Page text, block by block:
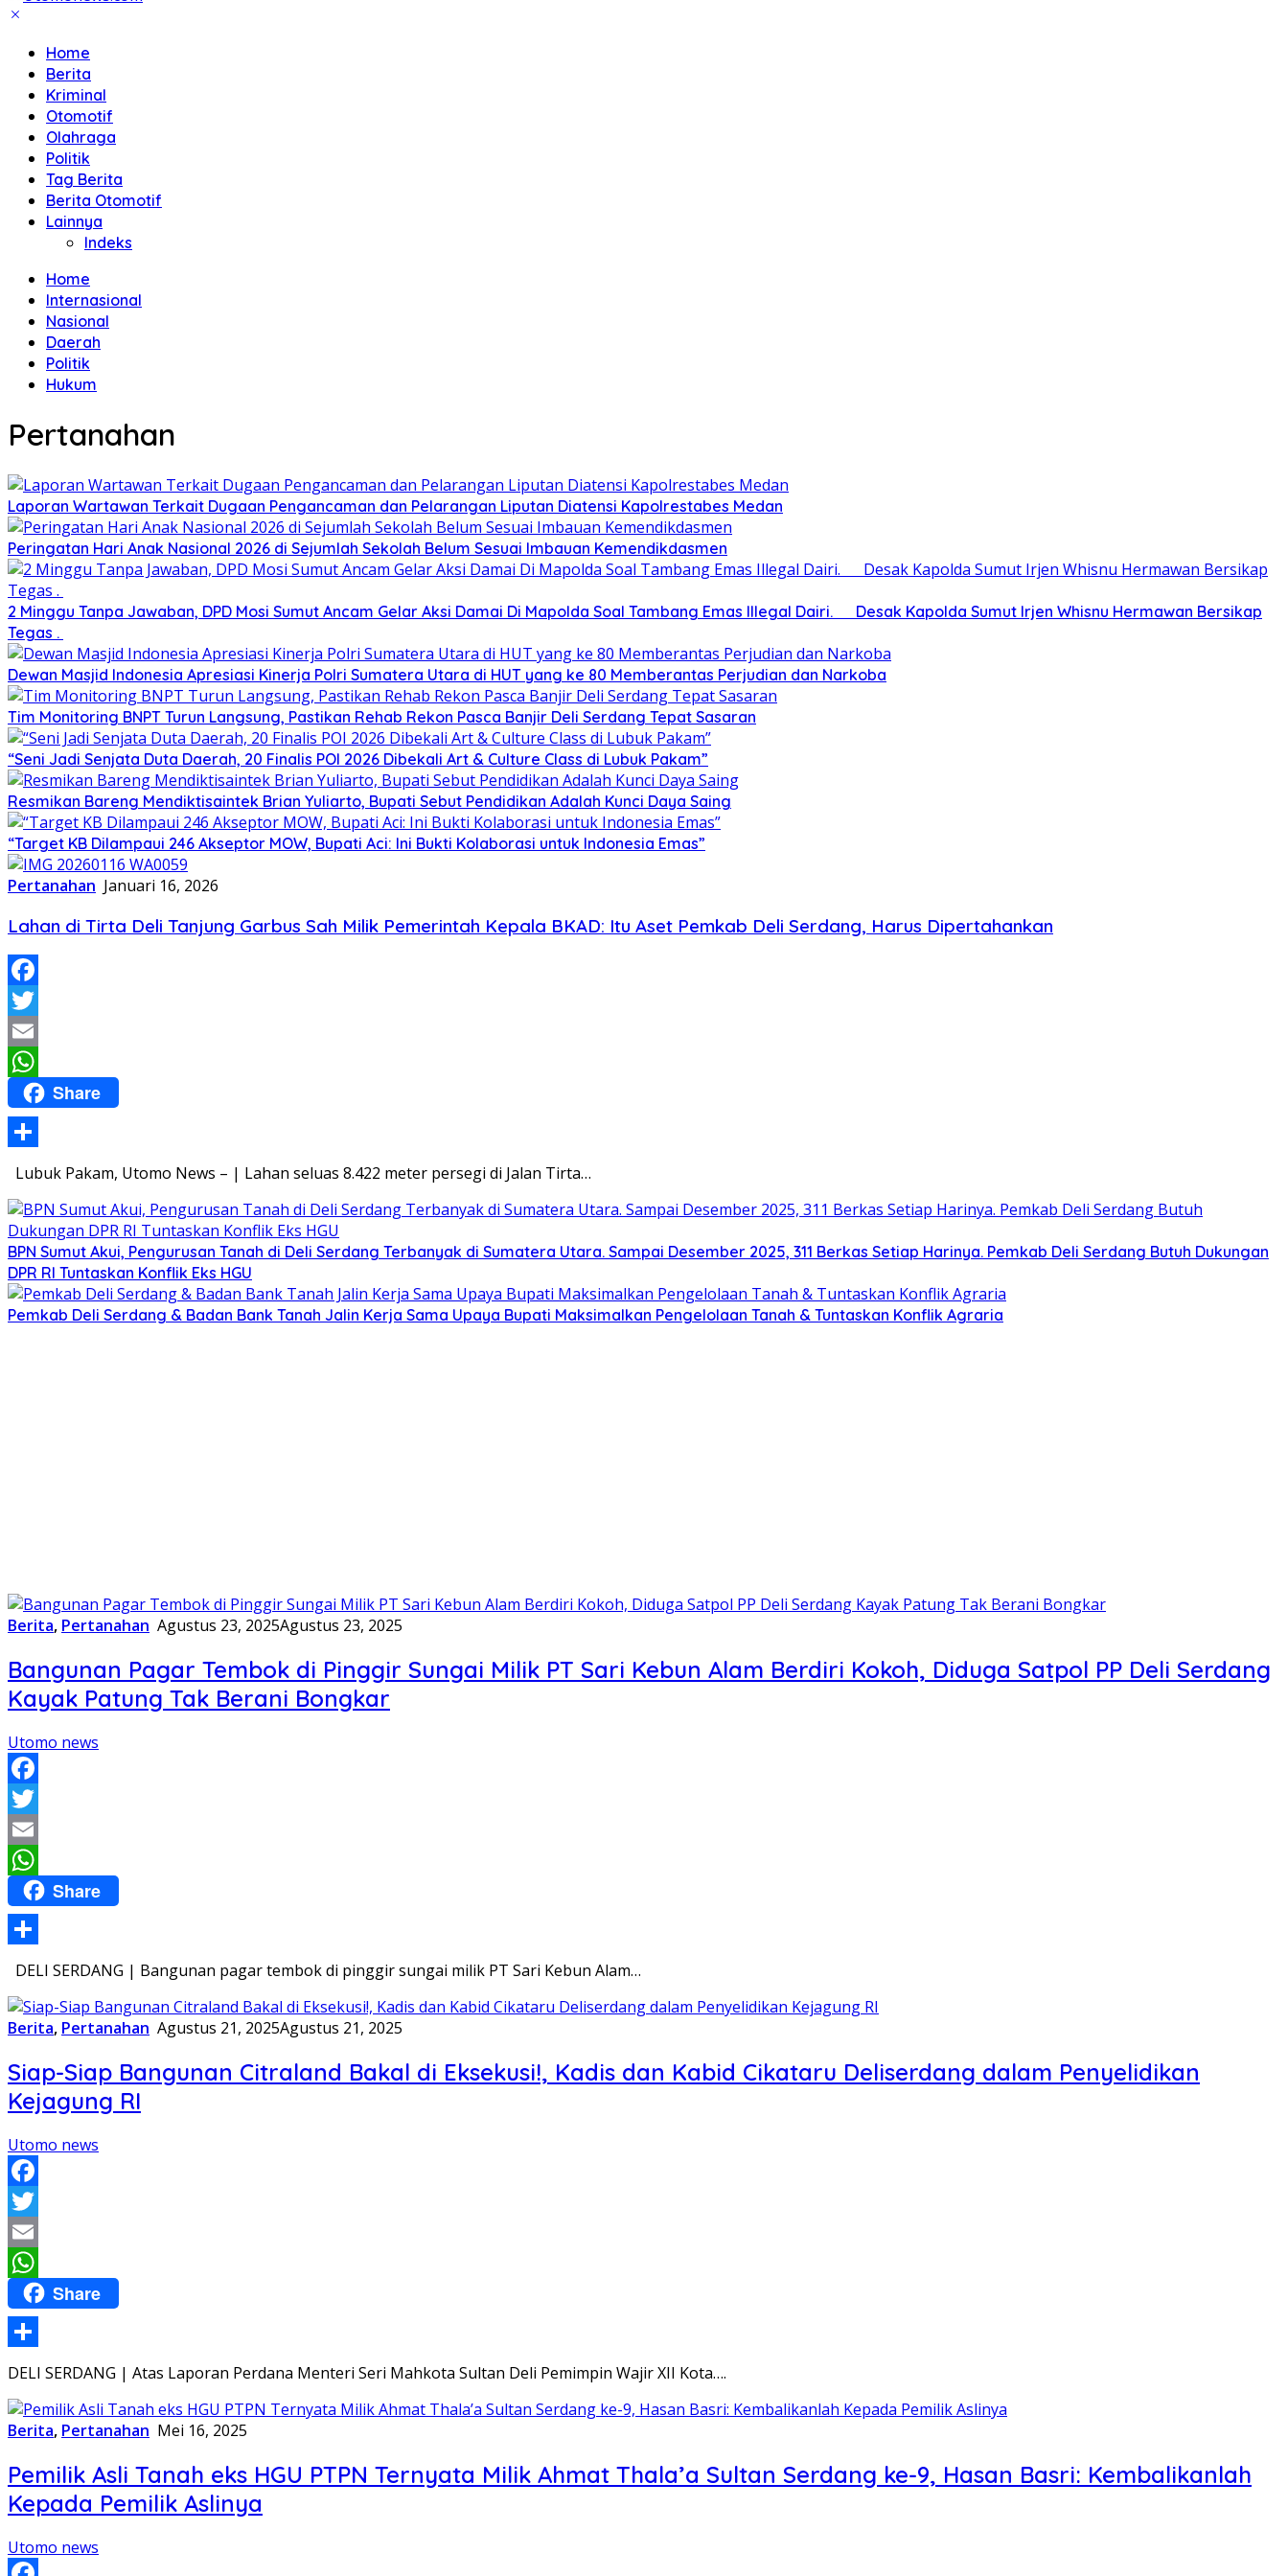
Home
Berita
Kriminal
Otomotif
Olahraga
Politik
Tag Berita
Berita Otomotif
Lainnya
Indeks
Home
Internasional
Nasional
Daerah
Politik
Hukum
Pertanahan
Laporan Wartawan Terkait Dugaan Pengancaman dan Pelarangan Liputan Diatensi Kapolrestabes Medan
Peringatan Hari Anak Nasional 2026 di Sejumlah Sekolah Belum Sesuai Imbauan Kemendikdasmen
2 Minggu Tanpa Jawaban, DPD Mosi Sumut Ancam Gelar Aksi Damai Di Mapolda Soal Tambang Emas Illegal Dairi. Desak Kapolda Sumut Irjen Whisnu Hermawan Bersikap
Tegas .
Dewan Masjid Indonesia Apresiasi Kinerja Polri Sumatera Utara di HUT yang ke 80 Memberantas Perjudian dan Narkoba
Tim Monitoring BNPT Turun Langsung, Pastikan Rehab Rekon Pasca Banjir Deli Serdang Tepat Sasaran
“Seni Jadi Senjata Duta Daerah, 20 Finalis POI 2026 Dibekali Art & Culture Class di Lubuk Pakam”
Resmikan Bareng Mendiktisaintek Brian Yuliarto, Bupati Sebut Pendidikan Adalah Kunci Daya Saing
“Target KB Dilampaui 246 Akseptor MOW, Bupati Aci: Ini Bukti Kolaborasi untuk Indonesia Emas”
Pertanahan Januari 16, 2026
Lahan di Tirta Deli Tanjung Garbus Sah Milik Pemerintah Kepala BKAD: Itu Aset Pemkab Deli Serdang, Harus Dipertahankan
Facebook
Twitter
Email
WhatsApp
Share
Share
Lubuk Pakam, Utomo News – | Lahan seluas 8.422 meter persegi di Jalan Tirta…
BPN Sumut Akui, Pengurusan Tanah di Deli Serdang Terbanyak di Sumatera Utara. Sampai Desember 2025, 311 Berkas Setiap Harinya. Pemkab Deli Serdang Butuh Dukungan
DPR RI Tuntaskan Konflik Eks HGU
Pemkab Deli Serdang & Badan Bank Tanah Jalin Kerja Sama Upaya Bupati Maksimalkan Pengelolaan Tanah & Tuntaskan Konflik Agraria
Berita, Pertanahan Agustus 23, 2025Agustus 23, 2025
Bangunan Pagar Tembok di Pinggir Sungai Milik PT Sari Kebun Alam Berdiri Kokoh, Diduga Satpol PP Deli Serdang
Kayak Patung Tak Berani Bongkar
Utomo news
Facebook
Twitter
Email
WhatsApp
Share
Share
DELI SERDANG | Bangunan pagar tembok di pinggir sungai milik PT Sari Kebun Alam…
Berita, Pertanahan Agustus 21, 2025Agustus 21, 2025
Siap-Siap Bangunan Citraland Bakal di Eksekusi!, Kadis dan Kabid Cikataru Deliserdang dalam Penyelidikan
Kejagung RI
Utomo news
Facebook
Twitter
Email
WhatsApp
Share
Share
DELI SERDANG | Atas Laporan Perdana Menteri Seri Mahkota Sultan Deli Pemimpin Wajir XII Kota….
Berita, Pertanahan Mei 16, 2025
Pemilik Asli Tanah eks HGU PTPN Ternyata Milik Ahmat Thala’a Sultan Serdang ke-9, Hasan Basri: Kembalikanlah
Kepada Pemilik Aslinya
Utomo news